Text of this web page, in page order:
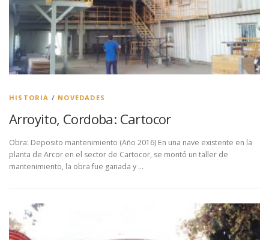
HISTORIA / NOVEDADES
Arroyito, Cordoba: Cartocor
Obra: Deposito mantenimiento (Año 2016) En una nave existente en la
planta de Arcor en el sector de Cartocor, se montó un taller de
mantenimiento, la obra fue ganada y …